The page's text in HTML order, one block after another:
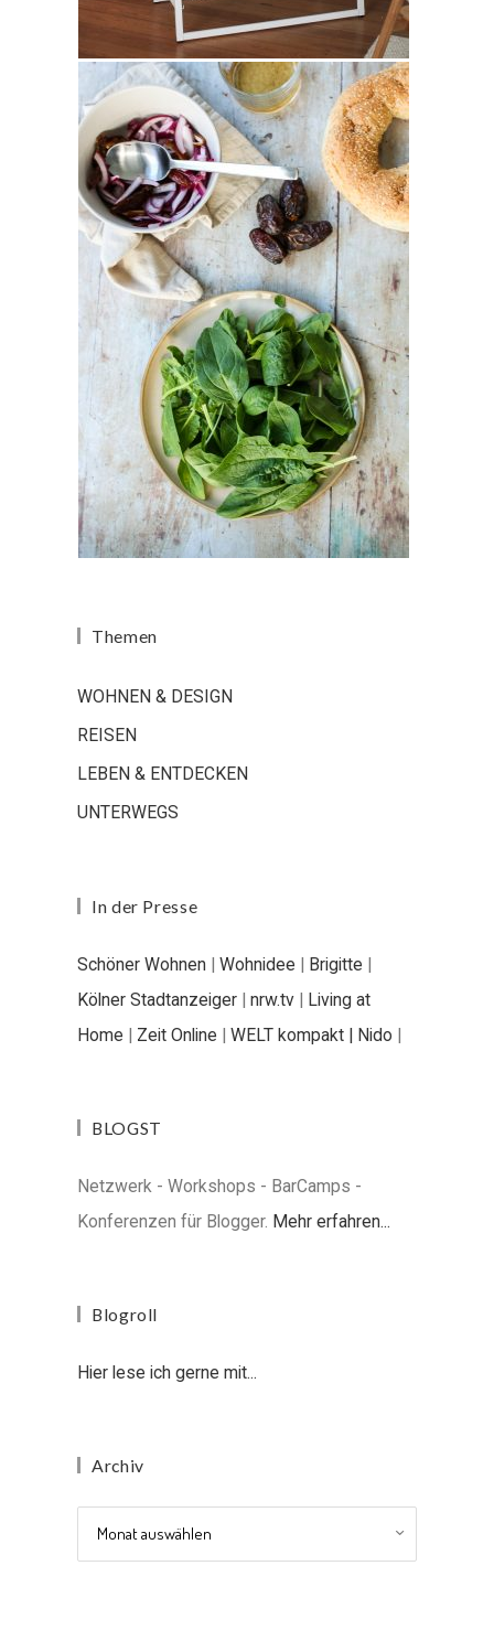
Themen
WOHNEN & DESIGN
REISEN
LEBEN & ENTDECKEN
UNTERWEGS
In der Presse
Schöner Wohnen | Wohnidee | Brigitte |
Kölner Stadtanzeiger | nrw.tv | Living at
Home | Zeit Online | WELT kompakt | Nido |
BLOGST
Netzwerk - Workshops - BarCamps -
Konferenzen für Blogger. Mehr erfahren...
Blogroll
Hier lese ich gerne mit...
Archiv